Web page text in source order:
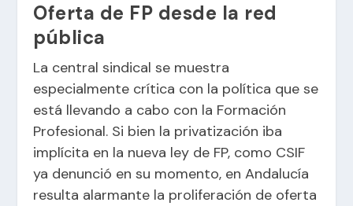
Oferta de FP desde la red
pública
La central sindical se muestra
especialmente crítica con la política que se
está llevando a cabo con la Formación
Profesional. Si bien la privatización iba
implícita en la nueva ley de FP, como CSIF
ya denunció en su momento, en Andalucía
resulta alarmante la proliferación de oferta